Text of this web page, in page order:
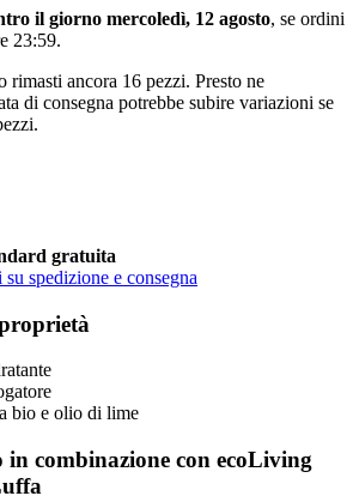
il giorno mercoledì, 12 agosto, se ordini
23:59.
rimasti ancora 16 pezzi. Presto ne
di consegna potrebbe subire variazioni se
gratuita
spedizione e consegna
bio e olio di lime
in combinazione con ecoLiving